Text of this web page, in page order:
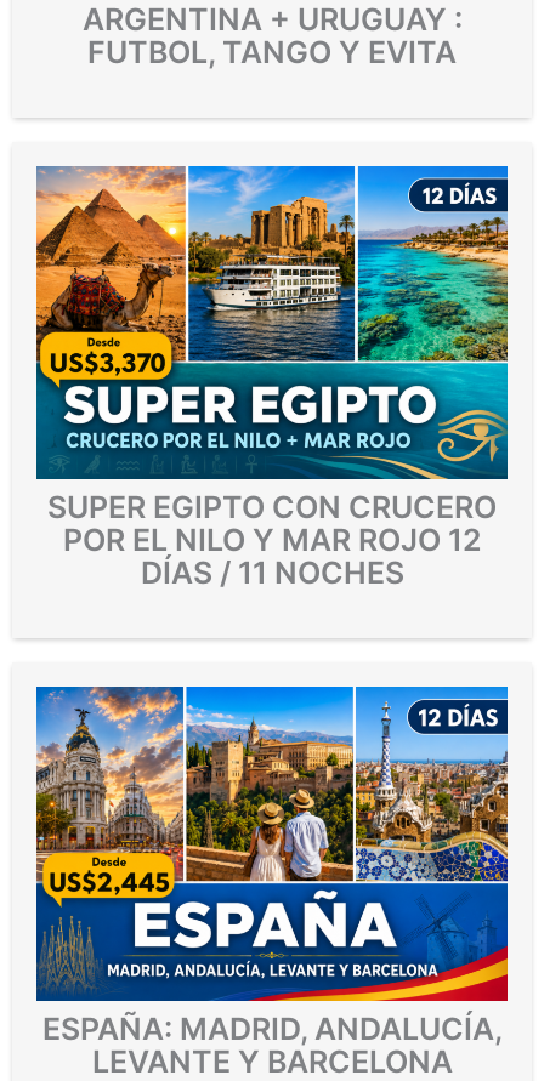
ARGENTINA + URUGUAY :
FUTBOL, TANGO Y EVITA
SUPER EGIPTO CON CRUCERO
POR EL NILO Y MAR ROJO 12
DÍAS / 11 NOCHES
ESPAÑA: MADRID, ANDALUCÍA,
LEVANTE Y BARCELONA